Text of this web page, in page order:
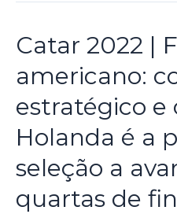
Catar 2022 |
americano:
estratégico e
Holanda é a
seleção a
quartas de